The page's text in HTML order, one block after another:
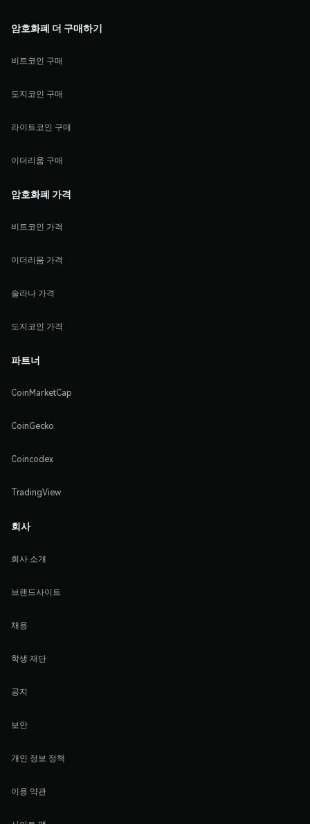
암호화폐 더 구매하기
비트코인 구매
도지코인 구매
라이트코인 구매
이더리움 구매
암호화폐 가격
비트코인 가격
이더리움 가격
솔라나 가격
도지코인 가격
파트너
CoinMarketCap
CoinGecko
Coincodex
TradingView
회사
회사 소개
브랜드사이트
채용
학생 재단
공지
보안
개인 정보 정책
이용 약관